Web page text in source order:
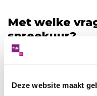
Deze website maakt
Met welke
spreekuur?
Hoe stoppen we